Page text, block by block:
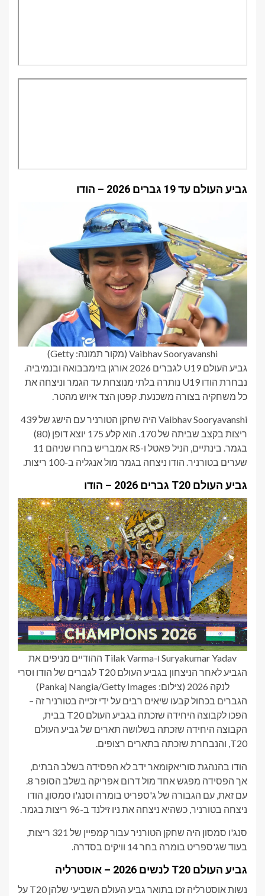
גביע העולם עד 19 גברים 2026 – הודו
Vaibhav Sooryavanshi (מקור תמונה: Getty)
גביע העולם U19 לגברים 2026 אורגן בזימבבואה ובנמיביה.
נבחרת הודו U19 נותרה בלתי מנוצחת עד הגמר וניצחה את
כל משחקיה בצורה משכנעת. קפטן הצד איוש מהטר.
Vaibhav Sooryavanshi היה שחקן הטורניר עם הישג של 439
ריצות בקצב שביתה של 170. הוא קלע 175 יוצא דופן (80)
בגמר. בינתיים, הניל פאטל ו-RS אמבריש בחרו שניהם 11
שערים בטורניר. הודו ניצחה בגמר מול אנגליה ב-100 ריצות.
גביע העולם T20 גברים 2026 – הודו
Suryakumar Yadav ו-Tilak Varma ההודיים מניפים את
הגביע לאחר הניצחון בגביע העולם T20 לגברים של הודו וסרי
לנקה 2026 (צילום: Pankaj Nangia/Getty Images)
הגברים בכחול קבעו שיאים רבים על ידי זכייה בטורניר זה –
הפכו לקבוצה היחידה שזכתה בגביע העולם T20 בבית,
הקבוצה היחידה שזכתה בשלושה תארים של גביע העולם
T20, והנבחרת שזכתה בתארים רצופים.
הודו בהנהגת סוריאקומאר ידב לא הפסידה בשלב הבתים,
אך הפסידה מפגש אחד מול דרום אפריקה בשלב הסופר 8.
עם זאת, עם הגבורה של ג'ספריט בומרה וסנג'ו סמסון, הודו
ניצחה בטורניר, כשהיא ניצחה את ניו זילנד ב-96 ריצות בגמר.
סנג'ו סמסון היה שחקן הטורניר עבור קמפיין של 321 ריצות,
בעוד שג'ספריט בומרה בחר 14 וויקים בסדרה.
גביע העולם T20 לנשים 2026 – אוסטרליה
נשות אוסטרליה זכו בתואר גביע העולם השביעי שלהן T20 על